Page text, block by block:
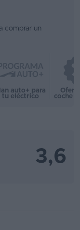
comprar un
auto+ para
tu eléctrico
coche
3,6